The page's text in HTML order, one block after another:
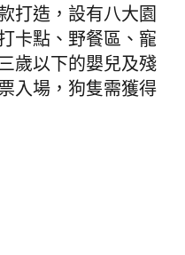
打造，設有八大園
卡點、野餐區、寵
歲以下的嬰兒及殘
入場，狗隻需獲得